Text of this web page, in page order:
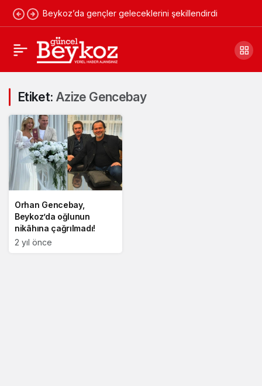
Beykoz’da gençler geleceklerini şekillendirdi
Etiket: Azize Gencebay
Orhan Gencebay,
Beykoz’da oğlunun
nikâhına çağrılmadı!
2 yıl önce